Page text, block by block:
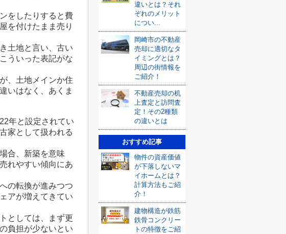
をしたりすると費
を付けたまま売り
土地と言い、古い
ういった表記がな
、土地メインか住
いはなく、あくま
年と設定されてい
家として扱われる
合、新築を意味
れやすい傾向にあ
の転換が進みつつ
アが増えてきてい
としては、まず更
負担が少ないとい
違いとは？それ
ぞれのメリット
につい...
岡崎市の不動産
売却に適切なタ
イミングとは？
周辺の街情報を
ご紹介！
不動産売却の机
上査定と訪問査
定！その2種類
の違いとは
おすすめ記事
物件の資産価値
が下落しないマ
イホームとは？
計算方法もご紹
介！
建物構造が鉄筋
鉄骨コンクリー
トの特徴をご紹